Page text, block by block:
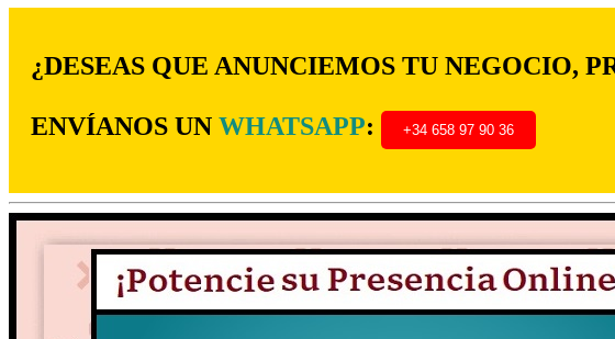
¿DESEAS QUE ANUNCIEMOS TU NEGOCIO,
ENVÍANOS UN WHATSAPP: +34 658 97 90 36